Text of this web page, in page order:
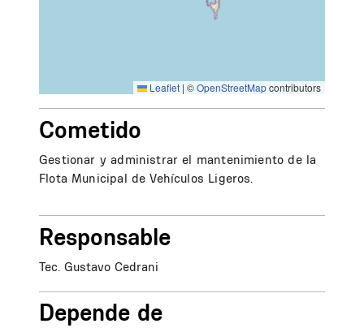
Leaflet | ©OpenStreetMapcontributors
Cometido
Gestionar y administrar el mantenimiento de la
Flota Municipal de Vehículos Ligeros.
Responsable
Tec. Gustavo Cedrani
Depende de